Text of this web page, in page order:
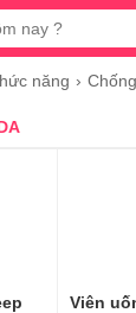
năng
Viên